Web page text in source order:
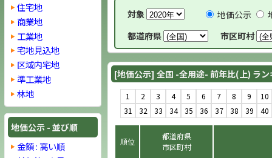
住宅地
商業地
工業地
宅地見込地
区域内宅地
準工業地
林地
地価公示 - 並び順
金額 : 高い順
対象 地価公示
都道府県
市区町村
[地価公示] 全国 -全用途- 前年比(上) ラ
1 2 3 4 5 6 7 8 9
10
31
32 33 34 35 36 37 38 39 40
順位
都道府県
市区町村